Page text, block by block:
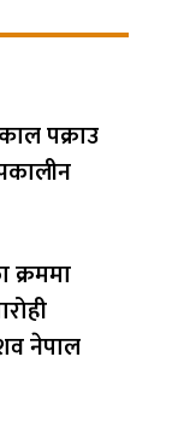
पक्राउ
क्रममा
नेपाल